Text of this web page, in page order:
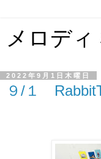
メロデ
2022年9月1日木曜日
９/１